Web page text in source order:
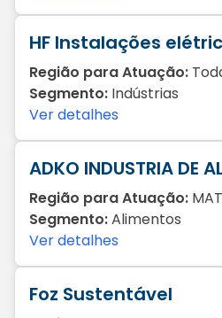
HF Instalações
Região para Atuação:
Segmento: Indústrias
Ver detalhes
ADKO INDUSTRIA DE
Região para Atuação:
Segmento:Alimentos
Ver detalhes
Foz Sustentável